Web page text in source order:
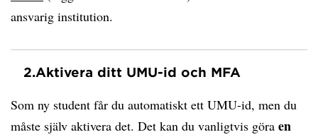
ansvarig institution.
2.Aktivera ditt UMU-id och MFA
Som ny student får du automatiskt ett UMU-id, men du
måste själv aktivera det. Det kan du vanligtvis göra en